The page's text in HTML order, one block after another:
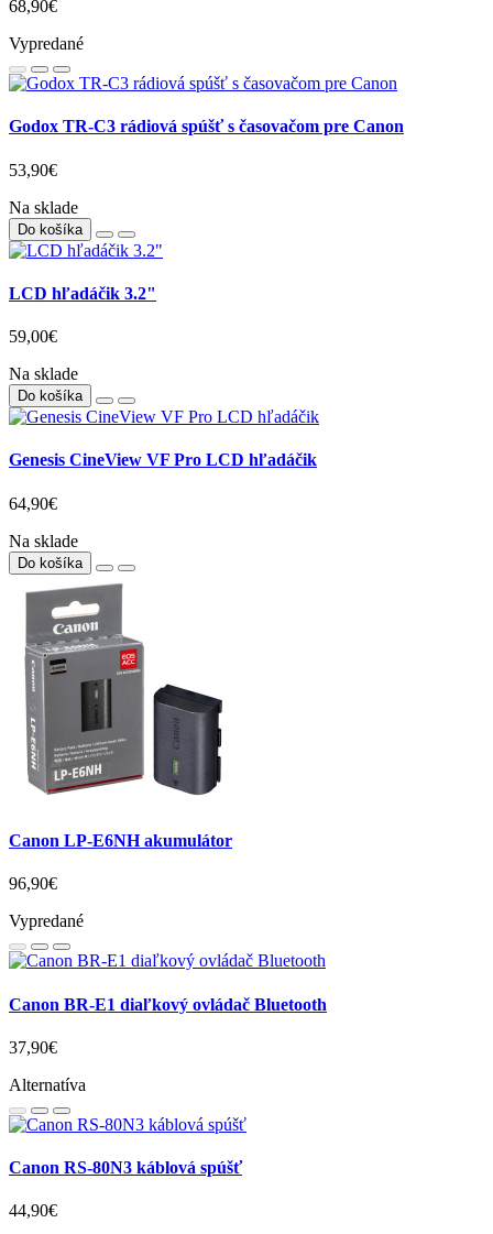
68,90€
Vypredané
Godox TR-C3 rádiová spúšť s časovačom pre Canon
53,90€
Na sklade
Do košíka
LCD hľadáčik 3.2"
59,00€
Na sklade
Do košíka
Genesis CineView VF Pro LCD hľadáčik
64,90€
Na sklade
Do košíka
Canon LP-E6NH akumulátor
96,90€
Vypredané
Canon BR-E1 diaľkový ovládač Bluetooth
37,90€
Alternatíva
Canon RS-80N3 káblová spúšť
44,90€